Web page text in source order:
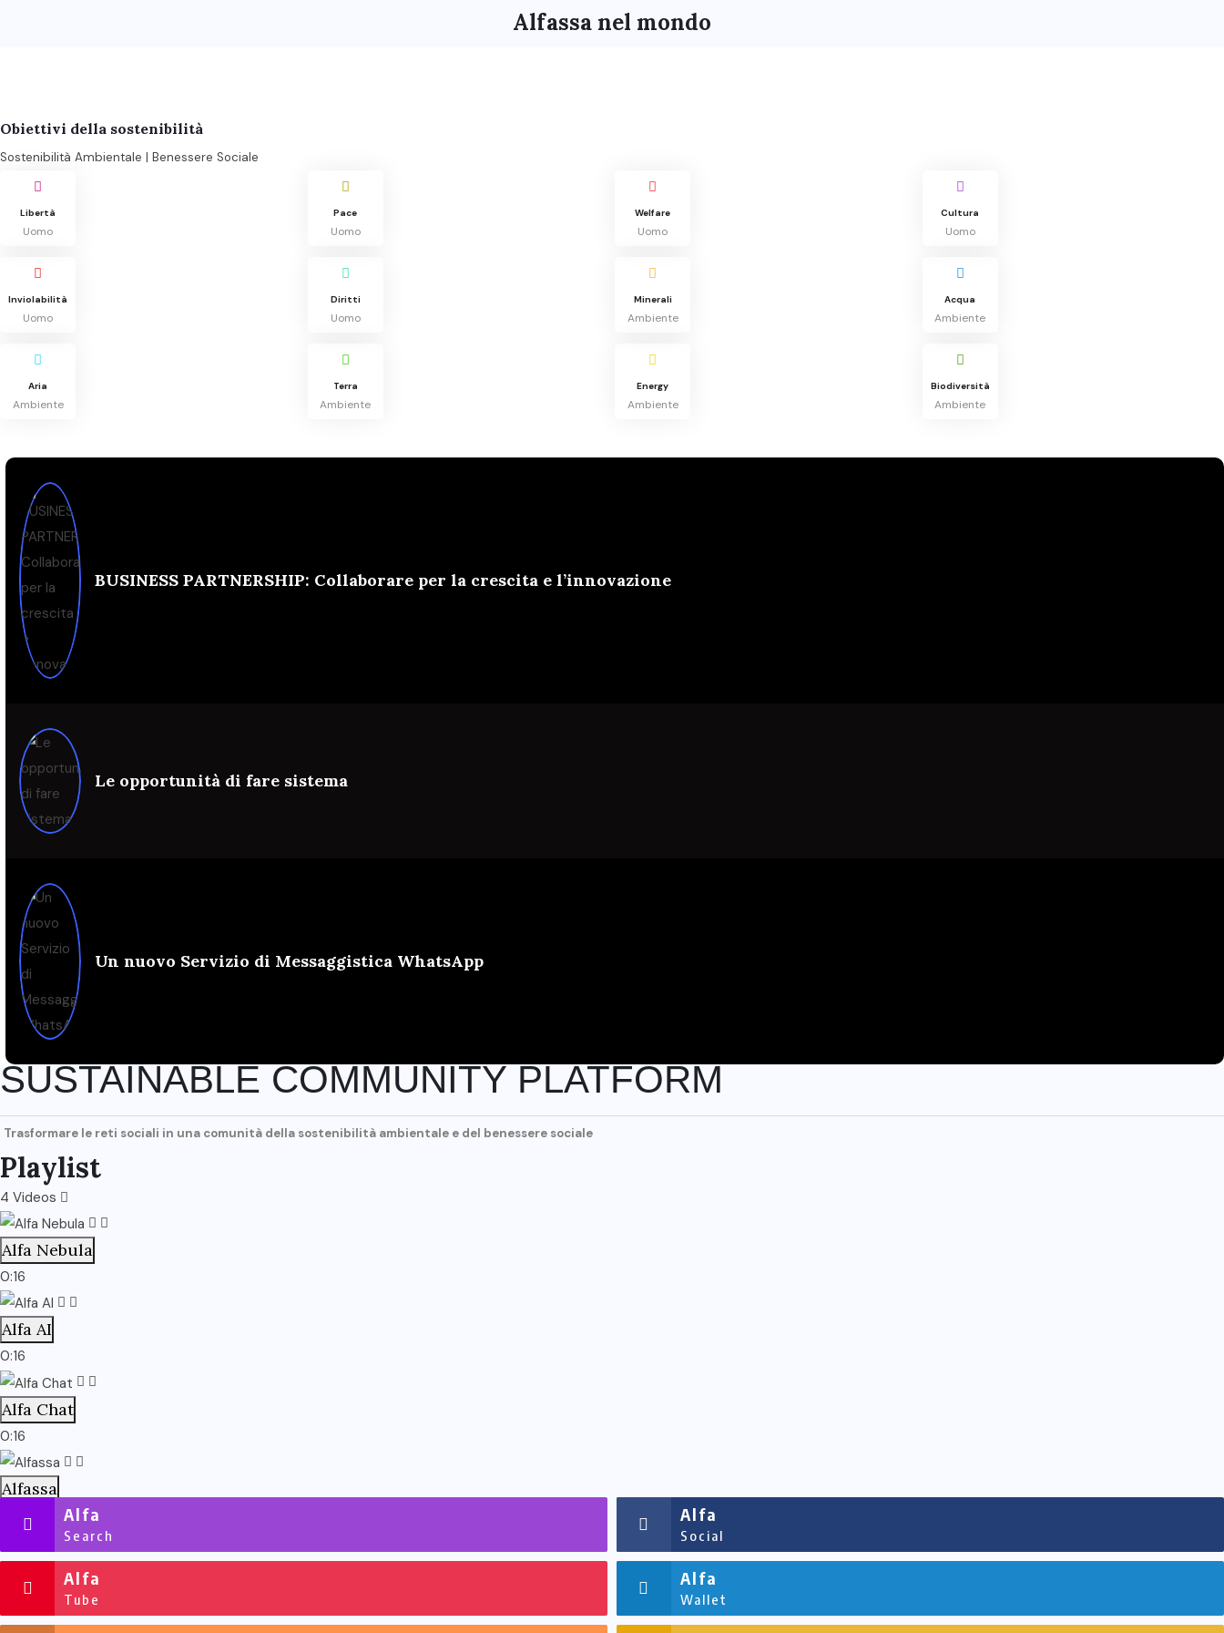
Alfassa nel mondo
Obiettivi della sostenibilità
Sostenibilità Ambientale | Benessere Sociale
Libertà
Uomo
Pace
Uomo
Welfare
Uomo
Cultura
Uomo
Inviolabilità
Uomo
Diritti
Uomo
Minerali
Ambiente
Acqua
Ambiente
Aria
Ambiente
Terra
Ambiente
Energy
Ambiente
Biodiversità
Ambiente
BUSINESS PARTNERSHIP: Collaborare per la crescita e l’innovazione
Le opportunità di fare sistema
Un nuovo Servizio di Messaggistica WhatsApp
SUSTAINABLE COMMUNITY PLATFORM
Trasformare le reti sociali in una comunità della sostenibilità ambientale e del benessere sociale
Playlist
4 Videos
Alfa Nebula
0:16
Alfa AI
0:16
Alfa Chat
0:16
Alfassa
0:16 Alfa
Search
Alfa
Social
Alfa
Tube
Alfa
Wallet